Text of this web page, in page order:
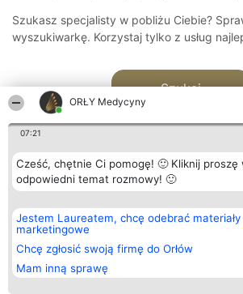
ORŁY Medycyny
07:21
Cześć, chętnie Ci pomogę! 🙂 Kliknij proszę
odpowiedni temat rozmowy! 🙂
Jestem Laureatem, chcę odebrać materiały
marketingowe
Chcę zgłosić swoją firmę do Orłów
Mam inną sprawę
Szukasz specjalisty w pobliżu Ciebie?
wyszukiwarkę. Korzystaj tylko z usług
Szukaj
Organizator plebiscytu
Bright Side Solutions sp. z o.
o. sp. k.
ul. Ruska 22
Wrocław 50-079
KRS 0000749100 | Regon
381313360 | NIP 8943132676
Plebiscyt
Laureaci
wszystkich
Laureatów
Regulamin